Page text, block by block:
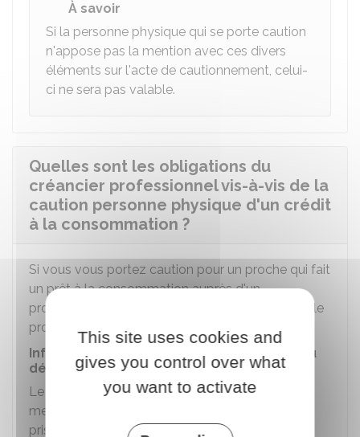
À savoir
Si la personne physique qui se porte caution
n'appose pas la mention avec ces divers
éléments sur l'acte de cautionnement, celui-
ci ne sera pas valable.
Quelles sont les obligations du
créancier professionnel vis-à-vis de la
caution personne physique d'un crédit
à la consommation ?
Si vous vous portez caution pour un proche qui fait
un prêt à la consommation auprès d'un
professionnel (banque, établissement financier), le
professionnel a des obligations à votre égard.
Information de la caution sur la situation du
débiteur
Le créancier professionnel a l'obligation de vous
mettre en garde s'il constate que l'engagement
pris par votre proche qui fait le prêt dépasse ses
This site uses cookies and
gives you control over what
you want to activate